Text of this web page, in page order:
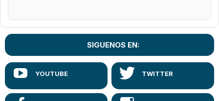
SIGUENOS EN: